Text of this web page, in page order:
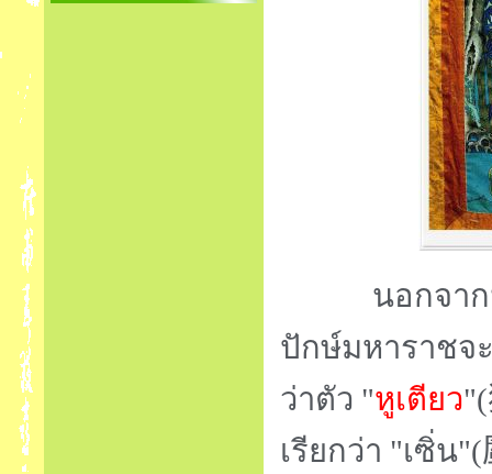
นอกจากนี้
ปักษ์มหาราชจ
ว่าตัว "หูเตียว"(
เรียกว่า "เซิ่น"(